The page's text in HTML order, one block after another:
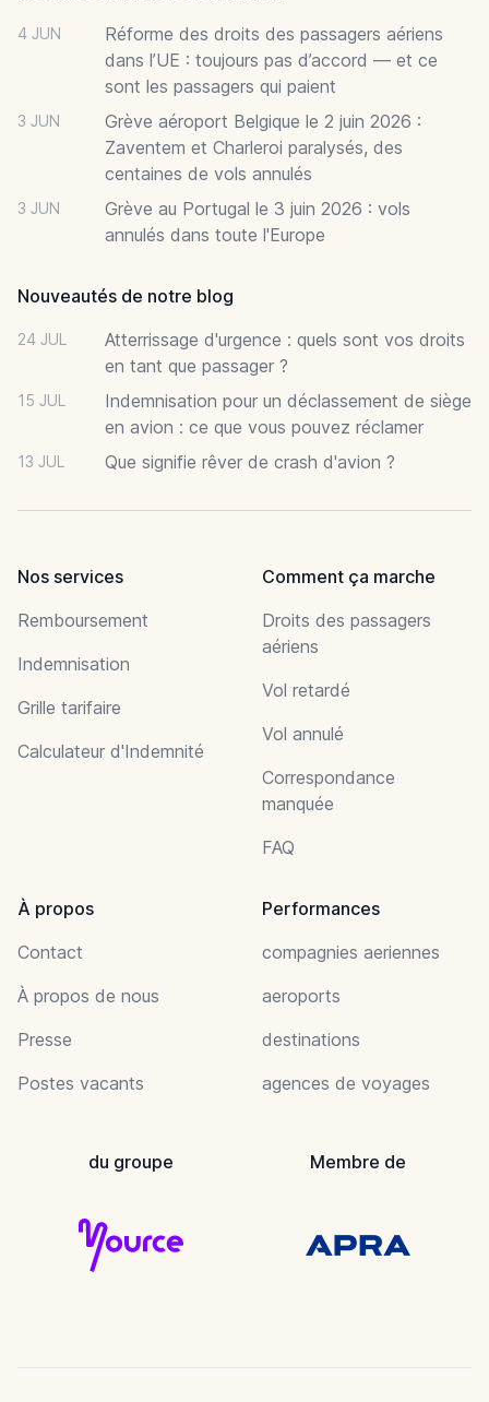
4 JUN
Réforme des droits des passagers aériens
dans l’UE : toujours pas d’accord — et ce
sont les passagers qui paient
3 JUN
Grève aéroport Belgique le 2 juin 2026 :
Zaventem et Charleroi paralysés, des
centaines de vols annulés
3 JUN
Grève au Portugal le 3 juin 2026 : vols
annulés dans toute l'Europe
Nouveautés de notre blog
24 JUL
Atterrissage d'urgence : quels sont vos droits
en tant que passager ?
15 JUL
Indemnisation pour un déclassement de siège
en avion : ce que vous pouvez réclamer
13 JUL Que signifie rêver de crash d'avion ?
Nos services
Remboursement
Indemnisation
Grille tarifaire
Calculateur d'Indemnité
Comment ça marche
Droits des passagers
aériens
Vol retardé
Vol annulé
Correspondance
manquée
FAQ
À propos
Contact
À propos de nous
Presse
Postes vacants
Performances
compagnies aeriennes
aeroports
destinations
agences de voyages
du groupe Membre de